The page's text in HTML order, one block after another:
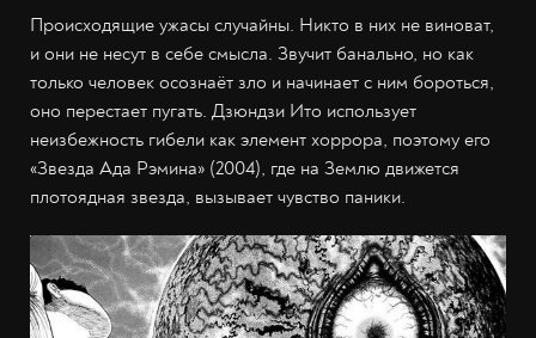
Происходящие ужасы случайны. Никто в них не виноват,
и они не несут в себе смысла. Звучит банально, но как
только человек осознаёт зло и начинает с ним бороться,
оно перестает пугать. Дзюндзи Ито использует
неизбежность гибели как элемент хоррора, поэтому его
«Звезда Ада Рэмина» (2004), где на Землю движется
плотоядная звезда, вызывает чувство паники.